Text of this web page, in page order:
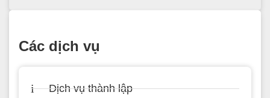
Các dịch vụ
Dịch vụ thành lập